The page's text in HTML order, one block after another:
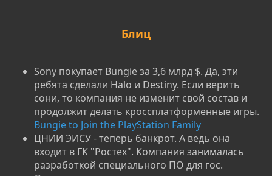
Блиц
Sony покупает Bungie за 3,6 млрд $. Да, эти
ребята сделали Halo и Destiny. Если верить
сони, то компания не изменит свой состав и
продолжит делать кроссплатформенные игры.
Bungie to Join the PlayStation Family
ЦНИИ ЭИСУ - теперь банкрот. А ведь она
входит в ГК "Ростех". Компания занималась
разработкой специального ПО для гос.